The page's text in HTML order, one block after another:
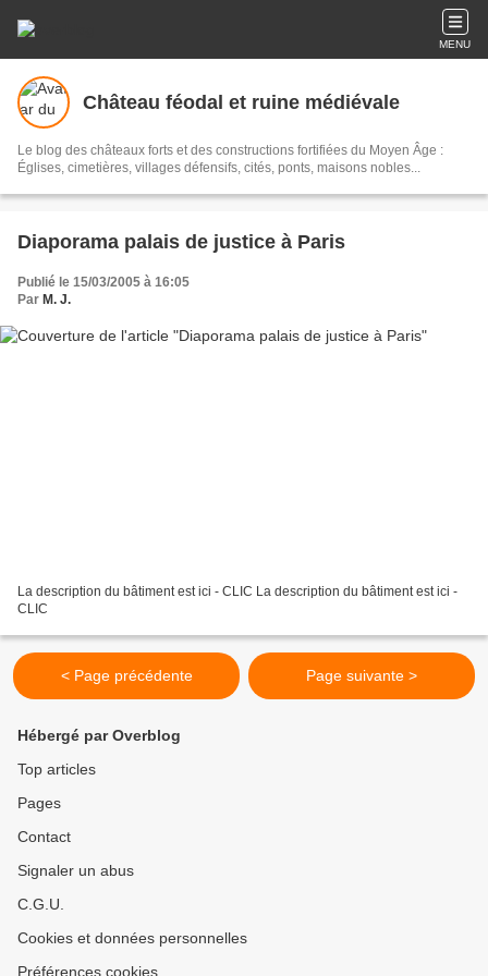
MENU
Château féodal et ruine médiévale
Le blog des châteaux forts et des constructions fortifiées du Moyen Âge :
Églises, cimetières, villages défensifs, cités, ponts, maisons nobles...
Diaporama palais de justice à Paris
Publié le 15/03/2005 à 16:05
Par M. J.
La description du bâtiment est ici - CLIC La description du bâtiment est ici -
CLIC
< Page précédente Page suivante >
Hébergé par Overblog
Top articles
Pages
Contact
Signaler un abus
C.G.U.
Cookies et données personnelles
Préférences cookies